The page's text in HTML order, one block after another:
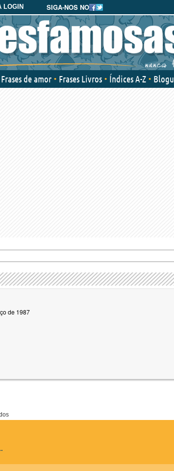
SIGA-NOS NO
LOGIN
Frases de amor Frases Livros Índices A-Z
de 1987